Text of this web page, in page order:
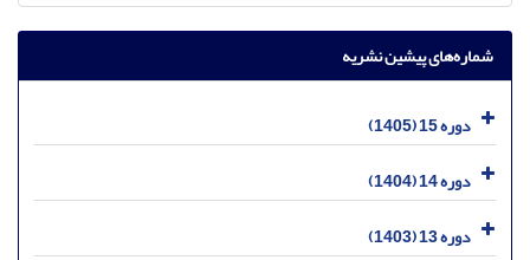
شماره‌های پیشین نشریه
دوره 15 (1405)
دوره 14 (1404)
دوره 13 (1403)